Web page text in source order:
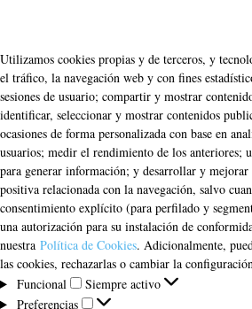
Utilizamos cookies propias y de terceros, y
el tráfico, la navegación web y con fines
sesiones de usuario; compartir y mostrar
identificar, seleccionar y mostrar contenidos
ocasiones de forma personalizada con base en
usuarios; medir el rendimiento de los anteriores;
para generar información; y desarrollar y
positiva relacionada con la navegación, salvo
consentimiento explícito (para perfilado y
una autorización para su instalación de
nuestra Política de Cookies. Adicionalmente,
las cookies, rechazarlas o cambiar la
Funcional
Funcional
Siempre activo
Preferencias
Preferencias